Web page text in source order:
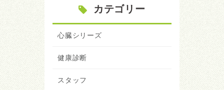
カテゴリー
心臓シリーズ
健康診断
スタッフ